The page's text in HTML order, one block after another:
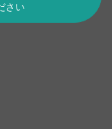
さい